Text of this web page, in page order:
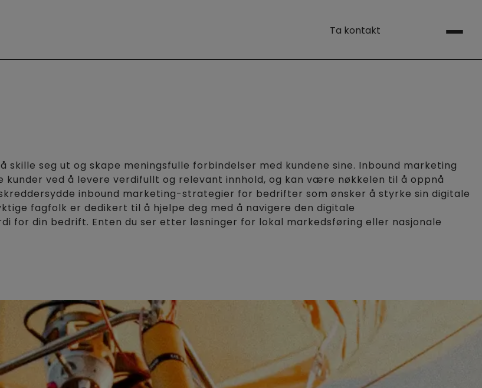
Ta kontakt
seg ut og skape meningsfulle forbindelser med kundene sine. Inbound marketing
ved å levere verdifullt og relevant innhold, og kan være nøkkelen til å oppnå
inbound marketing-strategier for bedrifter som ønsker å styrke sin digitale
fagfolk er dedikert til å hjelpe deg med å navigere den digitale
for din bedrift. Enten du ser etter løsninger for lokal markedsføring eller nasjonale